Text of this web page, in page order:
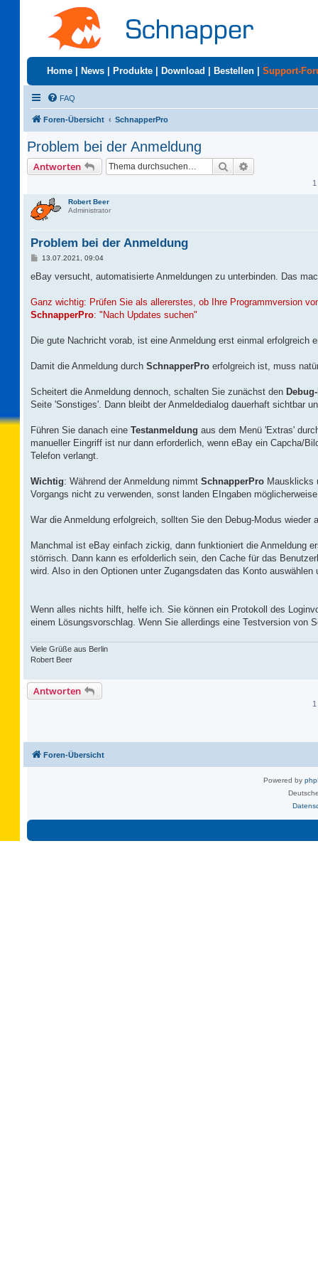
Home News Produkte Download Bestellen Support-
FAQ
Foren-Übersicht SchnapperPro
Problem bei der Anmeldung
Antworten Suche
Robert Beer
Administrator
Problem bei der Anmeldung
B
i
a
13.07.2021, 09:04
eBay versucht, automatisierte Anmeldungen zu unterbinden. Das
Ganz wichtig: Prüfen Sie als allererstes, ob Ihre Programmversion
SchnapperPro: "Nach Updates suchen"
Die gute Nachricht vorab, ist eine Anmeldung erst einmal
Damit die Anmeldung durch SchnapperPro erfolgreich ist, muss
Scheitert die Anmeldung dennoch, schalten Sie zunächst den
Seite 'Sonstiges'. Dann bleibt der Anmeldedialog dauerhaft sichtbar
Führen Sie danach eine Testanmeldung aus dem Menü 'Extras'
manueller Eingriff ist nur dann erforderlich, wenn eBay ein Capcha/
Telefon verlangt.
Wichtig: Während der Anmeldung nimmt SchnapperPro Mausklicks
Vorgangs nicht zu verwenden, sonst landen EIngaben
War die Anmeldung erfolgreich, sollten Sie den Debug-Modus wieder
Manchmal ist eBay einfach zickig, dann funktioniert die Anmeldung
störrisch. Dann kann es erfolderlich sein, den Cache für das
wird. Also in den Optionen unter Zugangsdaten das Konto
Wenn alles nichts hilft, helfe ich. Sie können ein Protokoll des
einem Lösungsvorschlag. Wenn Sie allerdings eine Testversion von
Viele Grüße aus Berlin
Robert Beer
Antworten
Foren-Übersicht
Powered by